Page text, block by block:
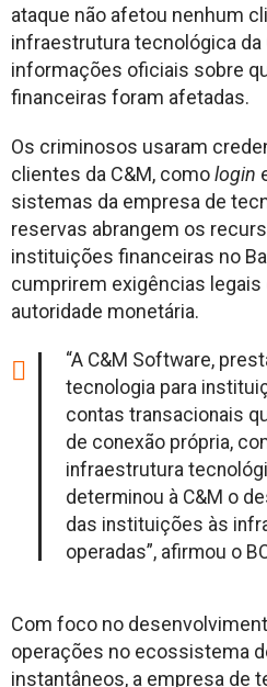
ataque não afetou nenhum
infraestrutura tecnológica da
informações oficiais sobre
financeiras foram afetadas.
Os criminosos usaram
clientes da C&M, comologin
sistemas da empresa de
reservas abrangem os
instituições financeiras no
cumprirem exigências legais
autoridade monetária.
“A C&M Software,
tecnologia para
contas transacionais
de conexão própria,
infraestrutura
determinou à C&M o
das instituições às
operadas”, afirmou o
Com foco no
operações no ecossistema
instantâneos, a empresa de